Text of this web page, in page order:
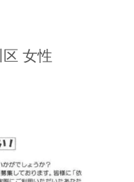
女性